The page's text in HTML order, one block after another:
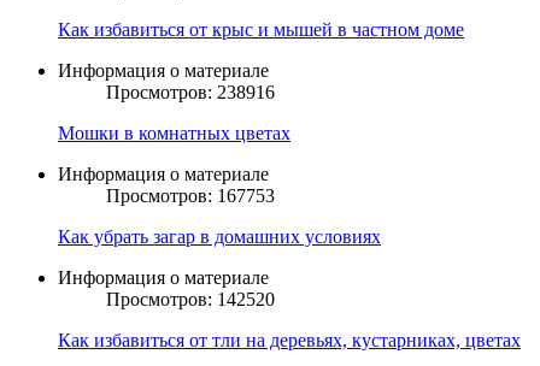
Как избавиться от крыс и мышей в частном доме
Информация о материале
Просмотров: 238916
Мошки в комнатных цветах
Информация о материале
Просмотров: 167753
Как убрать загар в домашних условиях
Информация о материале
Просмотров: 142520
Как избавиться от тли на деревьях, кустарниках, цветах